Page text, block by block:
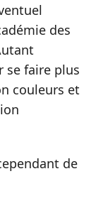
des
se faire plus
couleurs et
de